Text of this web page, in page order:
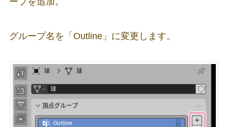
グループ名を「Outline」に変更します。